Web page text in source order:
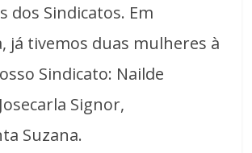
dos Sindicatos. Em
já tivemos duas mulheres à
Sindicato: Nailde
Signor,
Suzana.